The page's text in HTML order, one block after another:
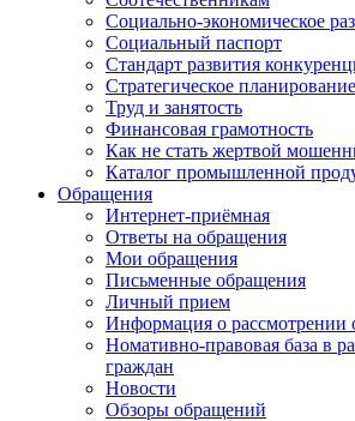
Социально-экономическое
Социальный паспорт
Стандарт развития
Стратегическое планирование
Труд и занятость
Финансовая грамотность
Как не стать жертвой
Каталог промышленной
Обращения
Интернет-приёмная
Ответы на обращения
Мои обращения
Письменные обращения
Личный прием
Информация о рассмотрении
Номативно-правовая база в
граждан
Новости
Обзоры обращений